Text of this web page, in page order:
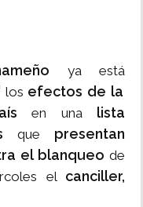
ya está
los efectos de la
en una lista
que presentan
el blanqueode
el canciller,